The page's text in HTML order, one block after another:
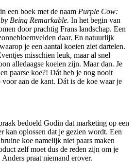
een boek met de naam Purple Cow:
Being Remarkable. In het begin van
door prachtig Frans landschap. Een
daar. En natuurlijk
je een aantal koeien ziet dartelen.
misschien leuk, maar al snel
alledaagse koeien zijn. Maar dan. Je
paarse koe?! Dát heb je nog nooit
voor aan de kant. Dát is de koe waar je
bedoeld Godin dat marketing op een
kan oplossen dat je gezien wordt. Een
koe namelijk niet paars maken
zelf moet dus de reden zijn om je
praat niemand erover.